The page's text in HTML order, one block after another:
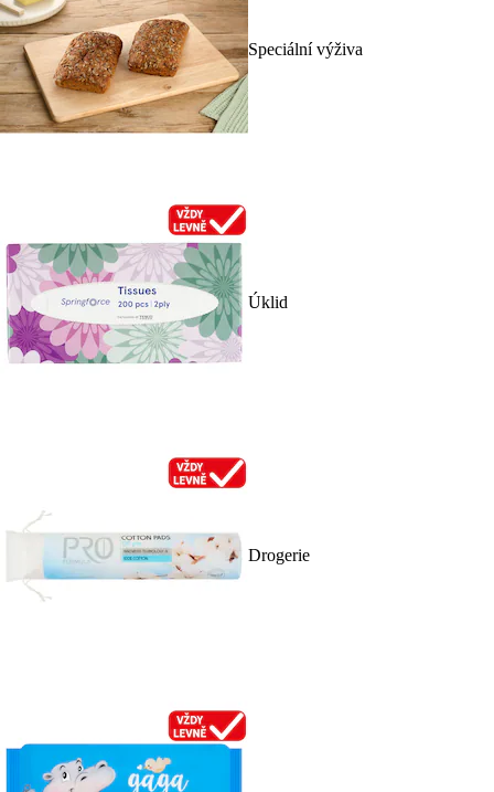
Speciální výživa
Úklid
Drogerie